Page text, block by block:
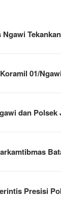
Ngawi
01/
dan
Presisi